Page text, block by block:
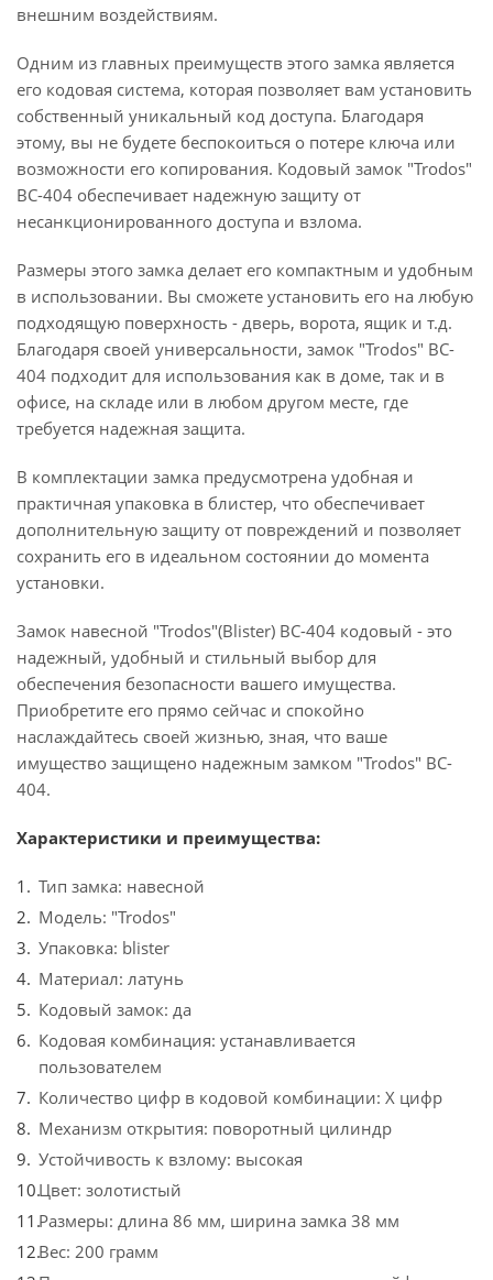
внешним воздействиям.
Одним из главных преимуществ этого замка является
его кодовая система, которая позволяет вам установить
собственный уникальный код доступа. Благодаря
этому, вы не будете беспокоиться о потере ключа или
возможности его копирования. Кодовый замок "Trodos"
BC-404 обеспечивает надежную защиту от
несанкционированного доступа и взлома.
Размеры этого замка делает его компактным и удобным
в использовании. Вы сможете установить его на любую
подходящую поверхность - дверь, ворота, ящик и т.д.
Благодаря своей универсальности, замок "Trodos" BC-
404 подходит для использования как в доме, так и в
офисе, на складе или в любом другом месте, где
требуется надежная защита.
В комплектации замка предусмотрена удобная и
практичная упаковка в блистер, что обеспечивает
дополнительную защиту от повреждений и позволяет
сохранить его в идеальном состоянии до момента
установки.
Замок навесной "Trodos"(Blister) BC-404 кодовый - это
надежный, удобный и стильный выбор для
обеспечения безопасности вашего имущества.
Приобретите его прямо сейчас и спокойно
наслаждайтесь своей жизнью, зная, что ваше
имущество защищено надежным замком "Trodos" BC-
404.
Характеристики и преимущества:
Тип замка: навесной
Модель: "Trodos"
Упаковка: blister
Материал: латунь
Кодовый замок: да
Кодовая комбинация: устанавливается
пользователем
Количество цифр в кодовой комбинации: X цифр
Механизм открытия: поворотный цилиндр
Устойчивость к взлому: высокая
Цвет: золотистый
Размеры: длина 86 мм, ширина замка 38 мм
Вес: 200 грамм